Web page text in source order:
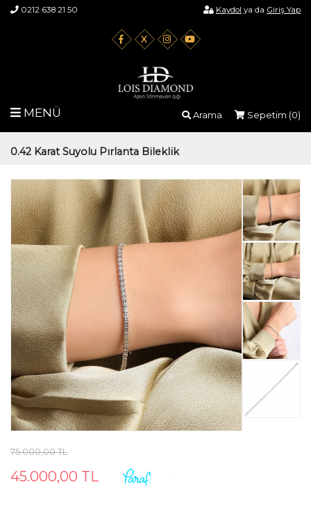
0212 638 21 50 Kaydol ya da Giriş Yap
X
MENÜ Arama Sepetim (0)
0.42 Karat Suyolu Pırlanta Bileklik
75.000,00 TL
45.000,00 TL